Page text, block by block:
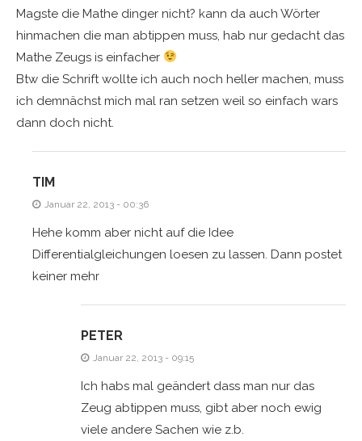
Magste die Mathe dinger nicht? kann da auch Wörter
hinmachen die man abtippen muss, hab nur gedacht das
Mathe Zeugs is einfacher
Btw die Schrift wollte ich auch noch heller machen, muss
ich demnächst mich mal ran setzen weil so einfach wars
dann doch nicht.
TIM
Januar 22, 2013 - 00:36
Hehe komm aber nicht auf die Idee
Differentialgleichungen loesen zu lassen. Dann postet
keiner mehr
PETER
Januar 22, 2013 - 09:15
Ich habs mal geändert dass man nur das
Zeug abtippen muss, gibt aber noch ewig
viele andere Sachen wie z.b.